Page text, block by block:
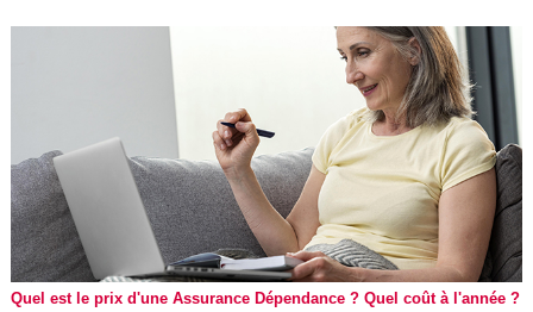
Quel est le prix d'une Assurance Dépendance ? Quel coût à l'année ?